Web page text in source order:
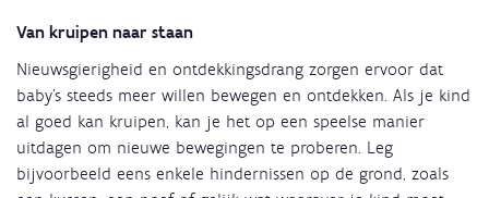
Van kruipen naar staan
Nieuwsgierigheid en ontdekkingsdrang zorgen ervoor dat
baby’s steeds meer willen bewegen en ontdekken. Als je kind
al goed kan kruipen, kan je het op een speelse manier
uitdagen om nieuwe bewegingen te proberen. Leg
bijvoorbeeld eens enkele hindernissen op de grond, zoals